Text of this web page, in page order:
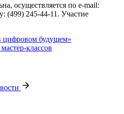
осуществляется по e-mail:
(499) 245-44-11. Участие
цифровом будущем»
классов